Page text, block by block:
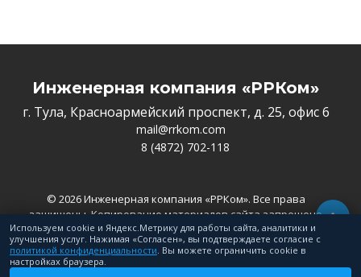
Инженерная компания «РРКом»
г. Тула, Красноармейский проспект, д. 25, офис 6
mail@rrkom.com
8 (4872) 702-118
© 2026 Инженерная компания «РРКом». Все права
защищены. Копирование материалов сайта запрещено
Политика конфиденциальности
ИП Рагулин А.Л. | ИНН: 710606424719
Используем cookie и Яндекс.Метрику для работы сайта, аналитики и
улучшения услуг. Нажимая «Согласен», вы подтверждаете согласие с
политикой конфиденциальности. Вы можете ограничить cookie в
настройках браузера.